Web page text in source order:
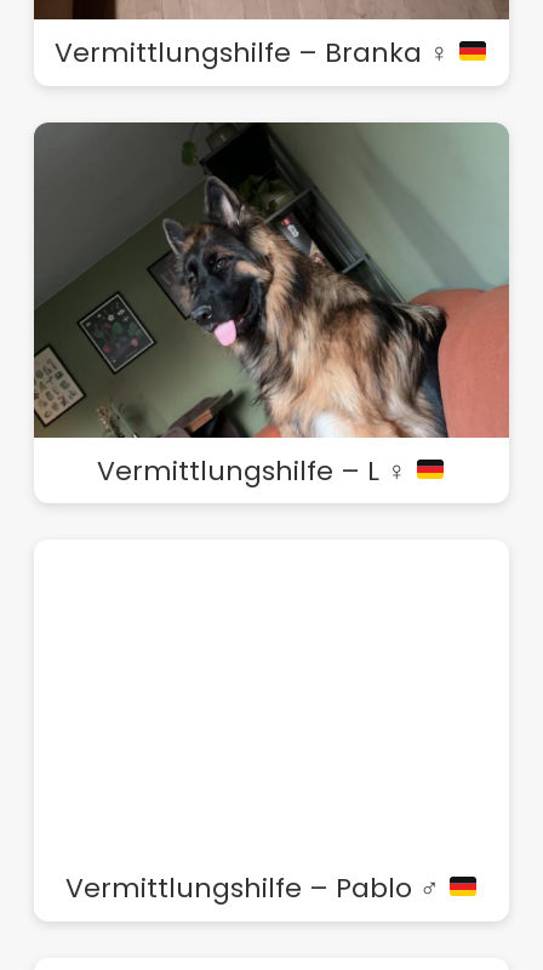
Vermittlungshilfe – Branka ♀
Vermittlungshilfe – L ♀
Vermittlungshilfe – Pablo ♂